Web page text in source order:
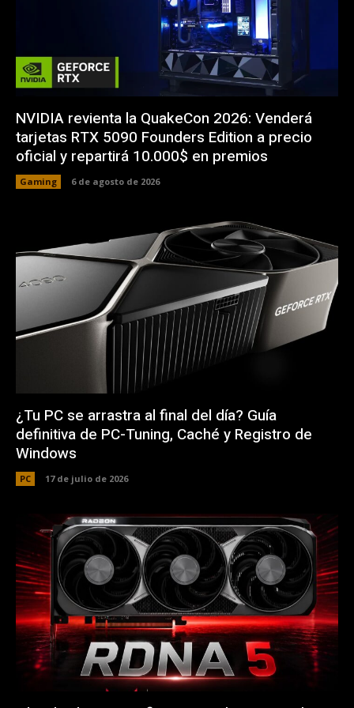
NVIDIA revienta la QuakeCon 2026: Venderá
tarjetas RTX 5090 Founders Edition a precio
oficial y repartirá 10.000$ en premios
Gaming 6 de agosto de 2026
¿Tu PC se arrastra al final del día? Guía
definitiva de PC-Tuning, Caché y Registro de
Windows
PC 17 de julio de 2026